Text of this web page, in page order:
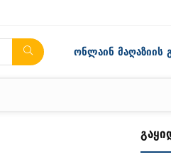
ონლაინ მაღაზიის